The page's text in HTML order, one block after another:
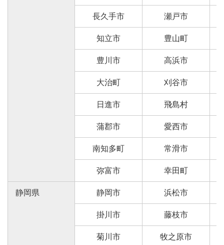
長久手市 瀬戸市
知立市 豊山町
豊川市 高浜市
大治町 刈谷市
日進市 飛島村
蒲郡市 愛西市
南知多町 常滑市
弥富市 幸田町
静岡県 静岡市 浜松市
掛川市 藤枝市
菊川市 牧之原市